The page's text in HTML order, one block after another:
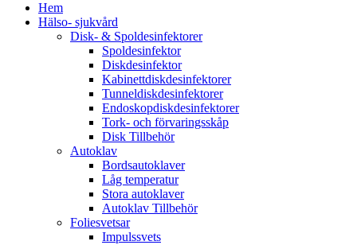
Hem
Hälso- sjukvård
Disk- & Spoldesinfektorer
Spoldesinfektor
Diskdesinfektor
Kabinettdiskdesinfektorer
Tunneldiskdesinfektorer
Endoskopdiskdesinfektorer
Tork- och förvaringsskåp
Disk Tillbehör
Autoklav
Bordsautoklaver
Låg temperatur
Stora autoklaver
Autoklav Tillbehör
Foliesvetsar
Impulssvets